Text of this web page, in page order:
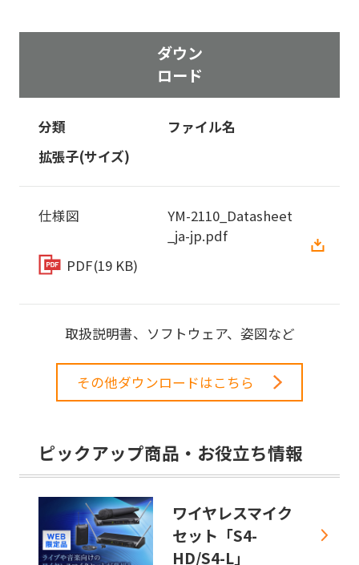
ダウン
ロード
分類
ファイル名
拡張子(サイズ)
仕様図
YM-2110_Datasheet
_ja-jp.pdf
PDF(19 KB)
取扱説明書、ソフトウェア、姿図など
その他ダウンロードはこちら
ピックアップ商品・お役立ち情報
ワイヤレスマイク
セット「S4-
HD/S4-L」